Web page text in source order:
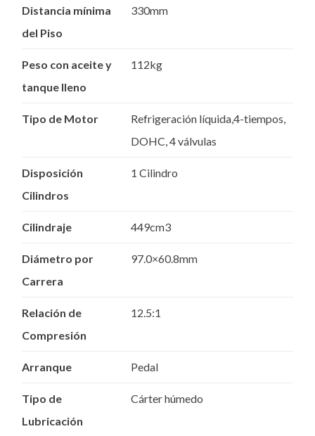
Distancia mínima
del Piso
330mm
Peso con aceite y
tanque lleno
112kg
Tipo de Motor
Refrigeración líquida,4-tiempos,
DOHC, 4 válvulas
Disposición
Cilindros
1 Cilindro
Cilindraje 449cm3
Diámetro por
Carrera
97.0×60.8mm
Relación de
Compresión
12.5:1
Arranque Pedal
Tipo de
Lubricación
Cárter húmedo